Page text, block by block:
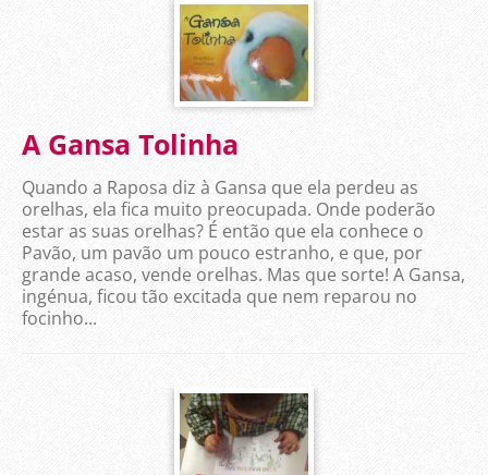
A Gansa Tolinha
Quando a Raposa diz à Gansa que ela perdeu as
orelhas, ela fica muito preocupada. Onde poderão
estar as suas orelhas? É então que ela conhece o
Pavão, um pavão um pouco estranho, e que, por
grande acaso, vende orelhas. Mas que sorte! A Gansa,
ingénua, ficou tão excitada que nem reparou no
focinho...